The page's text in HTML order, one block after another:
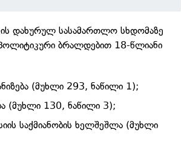
დახურულ სასამართლო სხდომაზე
ბრალდებით 18-წლიანი
(მუხლი 293, ნაწილი 1);
(მუხლი 130, ნაწილი 3);
საქმიანობის ხელშეშლა (მუხლი